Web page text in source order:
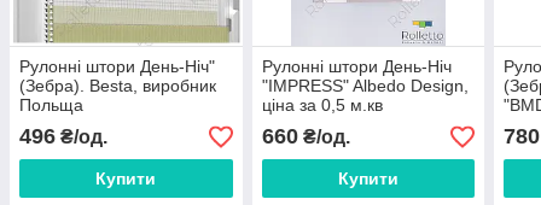
Рулонні штори День-Ніч"
(Зебра). Besta, виробник
Польща
496 ₴/од.
Купити
Рулонні штори День-Ніч
"IMPRESS" Albedo Design,
ціна за 0,5 м.кв
660₴/од.
Купити
780